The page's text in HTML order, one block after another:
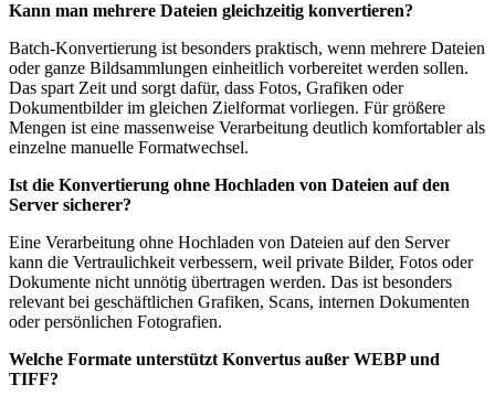
Kann man mehrere Dateien gleichzeitig konvertieren?
Batch-Konvertierung ist besonders praktisch, wenn mehrere Dateien
oder ganze Bildsammlungen einheitlich vorbereitet werden sollen.
Das spart Zeit und sorgt dafür, dass Fotos, Grafiken oder
Dokumentbilder im gleichen Zielformat vorliegen. Für größere
Mengen ist eine massenweise Verarbeitung deutlich komfortabler als
einzelne manuelle Formatwechsel.
Ist die Konvertierung ohne Hochladen von Dateien auf den
Server sicherer?
Eine Verarbeitung ohne Hochladen von Dateien auf den Server
kann die Vertraulichkeit verbessern, weil private Bilder, Fotos oder
Dokumente nicht unnötig übertragen werden. Das ist besonders
relevant bei geschäftlichen Grafiken, Scans, internen Dokumenten
oder persönlichen Fotografien.
Welche Formate unterstützt Konvertus außer WEBP und
TIFF?